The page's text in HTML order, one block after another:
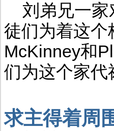
刘弟兄一家
徒们为着这个
McKinney和
们为这个家代
求主得着周